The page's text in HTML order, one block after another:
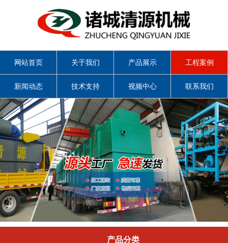
网站首页 关于我们 产品展示 工程案例
新闻动态 技术支持 视频中心 联系我们
产品分类